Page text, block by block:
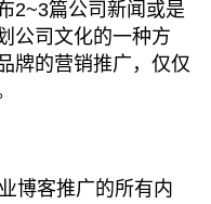
2~3篇公司新闻或是
公司文化的一种方
牌的营销推广，仅仅
博客推广的所有内